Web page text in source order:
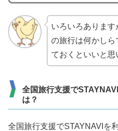
いろいろありま
の旅行は何かしら
ておくといいと思
全国旅行支援で
は？
全国旅行支援でSTAYNAVIを